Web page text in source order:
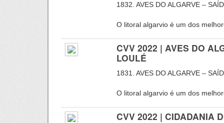
1832. AVES DO ALGARVE –
O litoral algarvio é um dos
CVV 2022 | AVES DO
LOULÉ
1831. AVES DO ALGARVE –
O litoral algarvio é um dos
CVV 2022 | CIDADANIA